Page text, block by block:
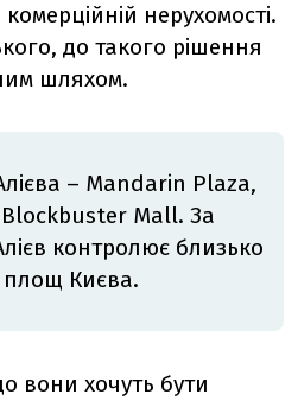
нерухомості.
до такого рішення
шляхом.
– Mandarin Plaza,
Mall. За
контролює близько
площ Києва.
вони хочуть бути